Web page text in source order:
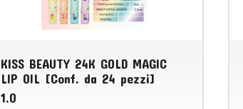
KISS BEAUTY 24K GOLD MAGIC
LIP OIL [Conf. da 24 pezzi]
1.0